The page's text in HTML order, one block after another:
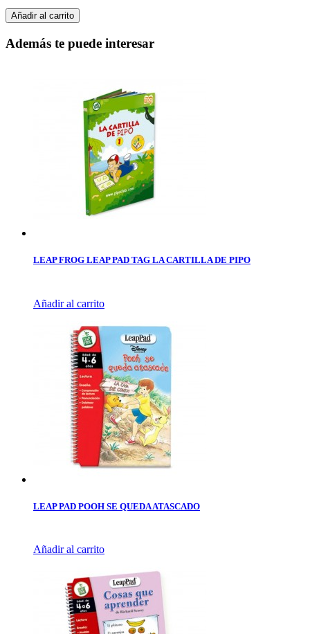
Añadir al carrito
Además te puede interesar
LEAP FROG LEAP PAD TAG LA CARTILLA DE PIPO
Añadir al carrito
LEAP PAD POOH SE QUEDA ATASCADO
Añadir al carrito